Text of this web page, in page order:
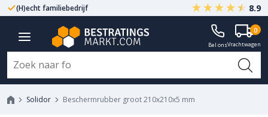
(H)echt familiebedrijf Gegarandeerd A-kwaliteit
8.9
Bel onsVrachtwagen
0
Solidor Beschermrubber groot 210x210x5 mm
Beschermrubber groot 210x210x5
mm